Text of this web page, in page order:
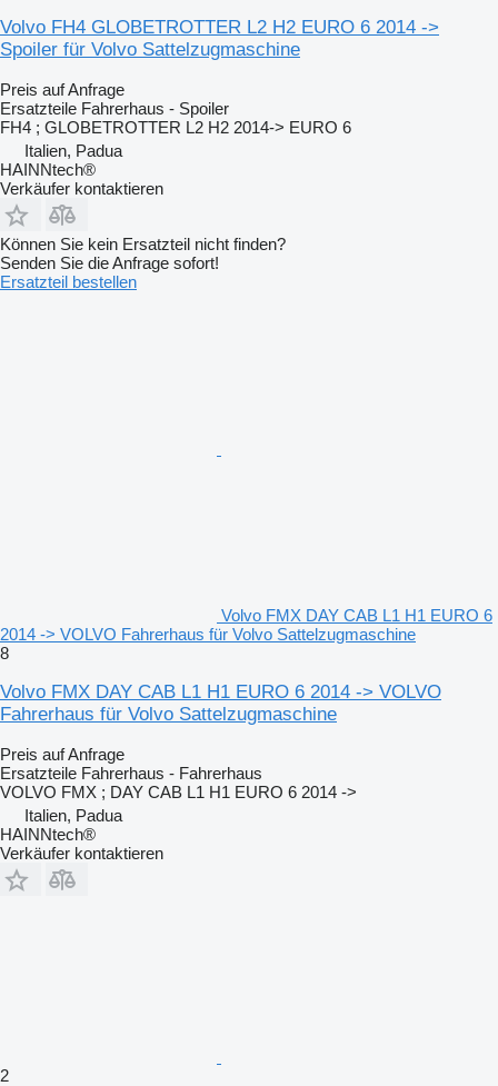
Volvo FH4 GLOBETROTTER L2 H2 EURO 6 2014 ->
Spoiler für Volvo Sattelzugmaschine
Preis auf Anfrage
Ersatzteile Fahrerhaus - Spoiler
FH4 ; GLOBETROTTER L2 H2 2014-> EURO 6
Italien, Padua
HAINNtech®
Verkäufer kontaktieren
Können Sie kein Ersatzteil nicht finden?
Senden Sie die Anfrage sofort!
Ersatzteil bestellen
Volvo FMX DAY CAB L1 H1 EURO 6
2014 -> VOLVO Fahrerhaus für Volvo Sattelzugmaschine
8
Volvo FMX DAY CAB L1 H1 EURO 6 2014 -> VOLVO
Fahrerhaus für Volvo Sattelzugmaschine
Preis auf Anfrage
Ersatzteile Fahrerhaus - Fahrerhaus
VOLVO FMX ; DAY CAB L1 H1 EURO 6 2014 ->
Italien, Padua
HAINNtech®
Verkäufer kontaktieren
2